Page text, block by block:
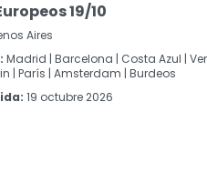
19/10
Aires
Madrid | Barcelona | Costa Azul |
| París | Amsterdam | Burdeos
19 octubre 2026